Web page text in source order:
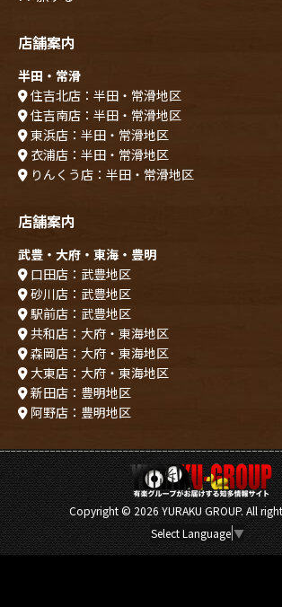
店舗案内
半田・常滑
住吉北店：半田・常滑地区
住吉南店：半田・常滑地区
東浜店：半田・常滑地区
衣浦店：半田・常滑地区
りんくう店：半田・常滑地区
店舗案内
武豊・大府・東海・豊明
口田店：武豊地区
砂川店：武豊地区
駅前店：武豊地区
共和店：大府・東海地区
森岡店：大府・東海地区
大東店：大府・東海地区
新田店：豊明地区
阿野店：豊明地区
Copyright ©2026 YURAKU GROUP. All
Select Language ▼